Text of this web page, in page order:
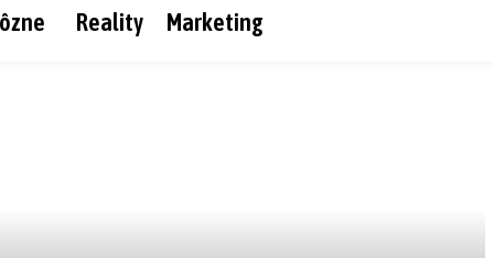
Reality Marketing